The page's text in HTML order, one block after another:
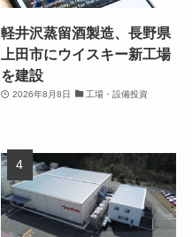
軽井沢蒸留酒製造、長野県
上田市にウイスキー新工場
を建設
2026年8月8日 工場・設備投資